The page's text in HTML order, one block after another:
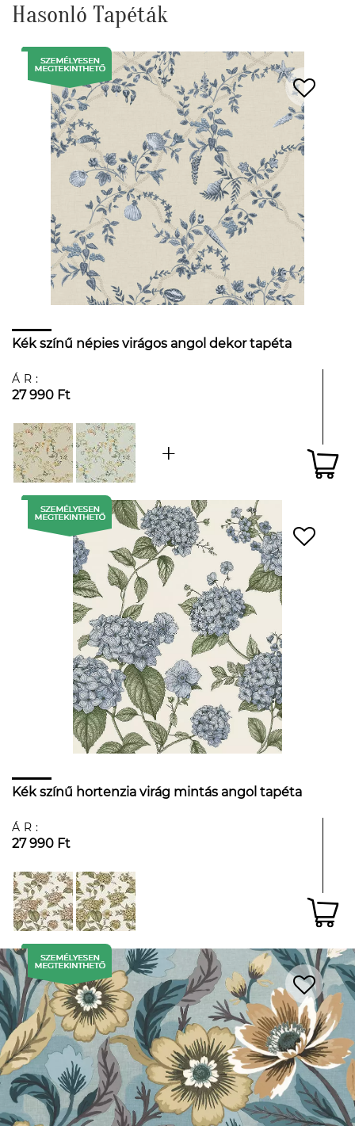
Hasonló Tapéták
Kék színű népies virágos angol dekor tapéta
ÁR:
27 990 Ft
Kék színű hortenzia virág mintás angol tapéta
ÁR:
27 990 Ft